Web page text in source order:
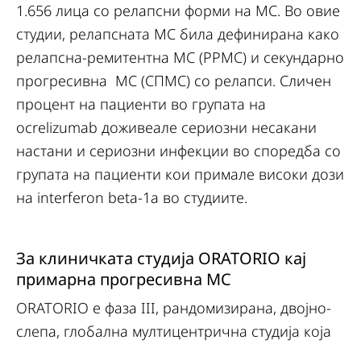
1.656 лица со релапсни форми на МС. Во овие
студии, релапсната МС била дефинирана како
релапсна-ремитентна МС (РРМС) и секундарно
прогресивна МС (СПМС) со релапси. Сличен
процент на пациенти во групата на
ocrelizumab доживеале сериозни несакани
настани и сериозни инфекции во споредба со
групата на пациенти кои примале високи дози
на interferon beta-1a во студиите.
За клиничката студија ORATORIO кај
примарна прогресивна МС
ORATORIO е фаза III, рандомизирана, двојно-
слепа, глобална мултицентрична студија која